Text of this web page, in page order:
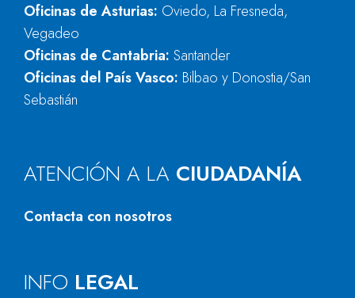
Oficinas de Asturias: Oviedo, La Fresneda,
Vegadeo
Oficinas de Cantabria: Santander
Oficinas del País Vasco: Bilbao y Donostia/San
Sebastián
ATENCIÓN A LA CIUDADANÍA
Contacta con nosotros
INFO LEGAL